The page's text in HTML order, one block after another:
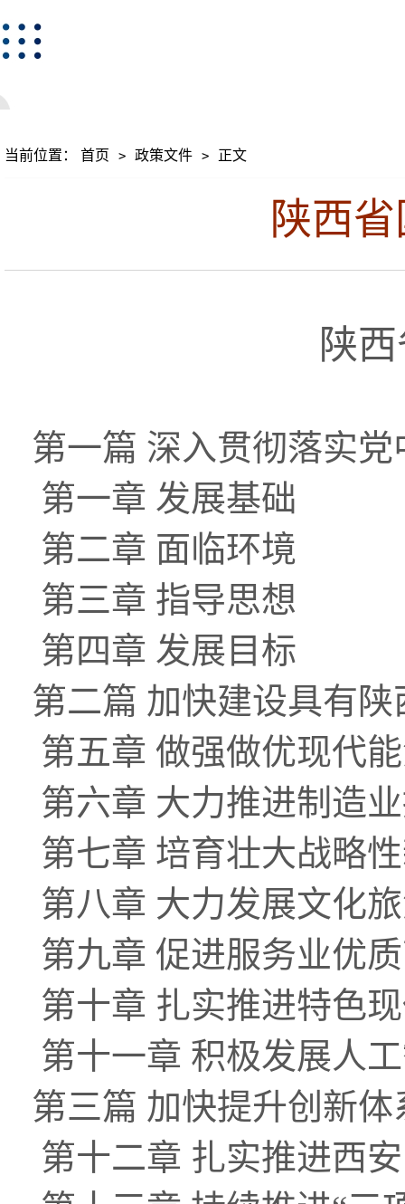
当前位置： 首页 > 政策文件 > 正文
陕西
陕
第一篇 深入贯彻落实
第一章 发展基础
第二章 面临环境
第三章 指导思想
第四章 发展目标
第二篇 加快建设具有
第五章 做强做优现代
第六章 大力推进制造
第七章 培育壮大战略
第八章 大力发展文化
第九章 促进服务业优
第十章 扎实推进特色
第十一章 积极发展人
第三篇 加快提升创新
第十二章 扎实推进西